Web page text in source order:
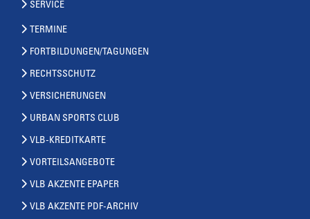
SERVICE
TERMINE
FORTBILDUNGEN/TAGUNGEN
RECHTSSCHUTZ
VERSICHERUNGEN
URBAN SPORTS CLUB
VLB-KREDITKARTE
VORTEILSANGEBOTE
VLB AKZENTE EPAPER
VLB AKZENTE PDF-ARCHIV